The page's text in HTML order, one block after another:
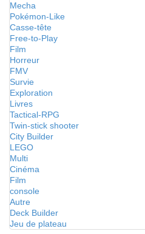
Mecha
Pokémon-Like
Casse-tête
Free-to-Play
Film
Horreur
FMV
Survie
Exploration
Livres
Tactical-RPG
Twin-stick shooter
City Builder
LEGO
Multi
Cinéma
Film
console
Autre
Deck Builder
Jeu de plateau